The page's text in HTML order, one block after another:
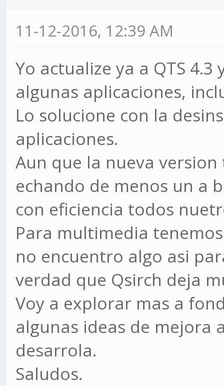
11-12-2016, 12:39 AM
Yo actualize ya a QTS
algunas aplicaciones,
Lo solucione con la
aplicaciones.
Aun que la nueva
echando de menos un a
con eficiencia todos
Para multimedia
no encuentro algo asi
verdad que Qsirch deja
Voy a explorar mas a
algunas ideas de mejora
desarrola.
Saludos.